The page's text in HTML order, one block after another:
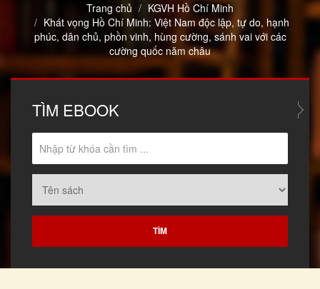
Trang chủ
KGVH Hồ Chí Minh
Khát vọng Hồ Chí Minh: Việt Nam độc lập, tự do, hạnh
phúc, dân chủ, phồn vinh, hùng cường, sánh vai với các
cường quốc năm châu
TÌM EBOOK